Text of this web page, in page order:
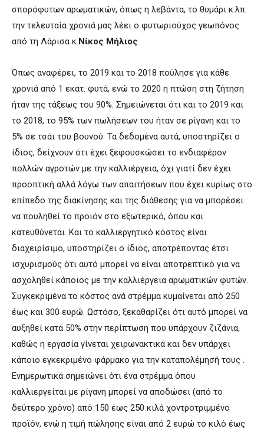
σπορόφυτων αρωματικών, όπως η λεβάντα, το θυμάρι κ.λπ.
την τελευταία χρονιά μας λέει ο φυτωριούχος γεωπόνος
από τη Λάρισα κ. Νίκος Μήλιος
Όπως αναφέρει, το 2019 και το 2018 πούλησε για κάθε
χρονιά από 1 εκατ. φυτά, ενώ το 2020 η πτώση στη ζήτηση
ήταν της τάξεως του 90%. Σημειώνεται ότι και το 2019 και
το 2018, το 95% των πωλήσεων του ήταν σε ρίγανη και το
5% σε τσάι του βουνού. Τα δεδομένα αυτά, υποστηρίζει ο
ίδιος, δείχνουν ότι έχει ξεφουσκώσει το ενδιαφέρον
πολλών αγροτών με την καλλιέργεια, όχι γιατί δεν έχει
προοπτική αλλά λόγω των απαιτήσεων που έχει κυρίως στο
επίπεδο της διακίνησης και της διάθεσης για να μπορέσει
να πουληθεί το προϊόν στο εξωτερικό, όπου και
κατευθύνεται. Και το καλλιεργητικό κόστος είναι
διαχειρίσιμο, υποστηρίζει ο ίδιος, αποτρέποντας έτσι
ισχυρισμούς ότι αυτό μπορεί να είναι αποτρεπτικό για να
ασχοληθεί κάποιος με την καλλιέργεια αρωματικών φυτών.
Συγκεκριμένα το κόστος ανά στρέμμα κυμαίνεται από 250
έως και 300 ευρώ. Ωστόσο, ξεκαθαρίζει ότι αυτό μπορεί να
αυξηθεί κατά 50% στην περίπτωση που υπάρχουν ζιζάνια,
καθώς η εργασία γίνεται χειρωνακτικά και δεν υπάρχει
κάποιο εγκεκριμένο φάρμακο για την καταπολέμησή τους .
Ενημερωτικά σημειώνει ότι ένα στρέμμα όπου
καλλιεργείται με ρίγανη μπορεί να αποδώσει (από το
δεύτερο χρόνο) από 150 έως 250 κιλά χοντροτριμμένο
προϊόν, ενώ η τιμή πώλησης είναι από 2 ευρώ το κιλό έως